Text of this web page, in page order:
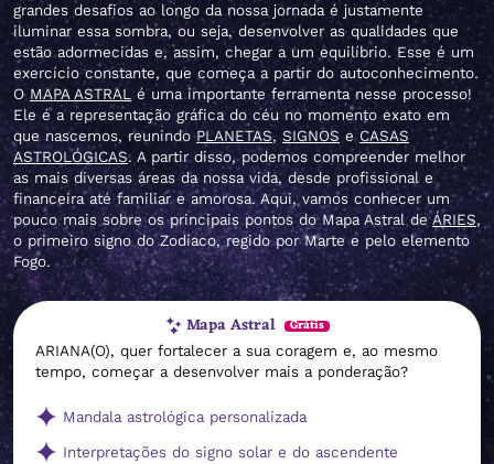
Mapa Astral Grátis
ARIANA(O), quer fortalecer a sua coragem e, ao mesmo
tempo, começar a desenvolver mais a ponderação?
Mandala astrológica personalizada
Interpretações do signo solar e do ascendente
grandes desafios ao longo da nossa jornada é justamente
iluminar essa sombra, ou seja, desenvolver as qualidades que
estão adormecidas e, assim, chegar a um equilíbrio. Esse é um
exercício constante, que começa a partir do autoconhecimento.
O MAPA ASTRAL é uma importante ferramenta nesse processo!
Ele é a representação gráfica do céu no momento exato em
que nascemos, reunindoPLANETAS, SIGNOS e CASAS
ASTROLÓGICAS. A partir disso, podemos compreender melhor
as mais diversas áreas da nossa vida, desde profissional e
financeira até familiar e amorosa. Aqui, vamos conhecer um
pouco mais sobre os principais pontos do Mapa Astral deÁRIES,
o primeiro signo do Zodíaco, regido por Marte e pelo elemento
Fogo.